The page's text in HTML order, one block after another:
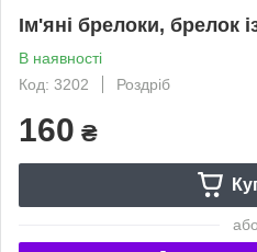
Ім'яні брелоки, брелок
В наявності
Код: 3202
Роздріб
160 ₴
або